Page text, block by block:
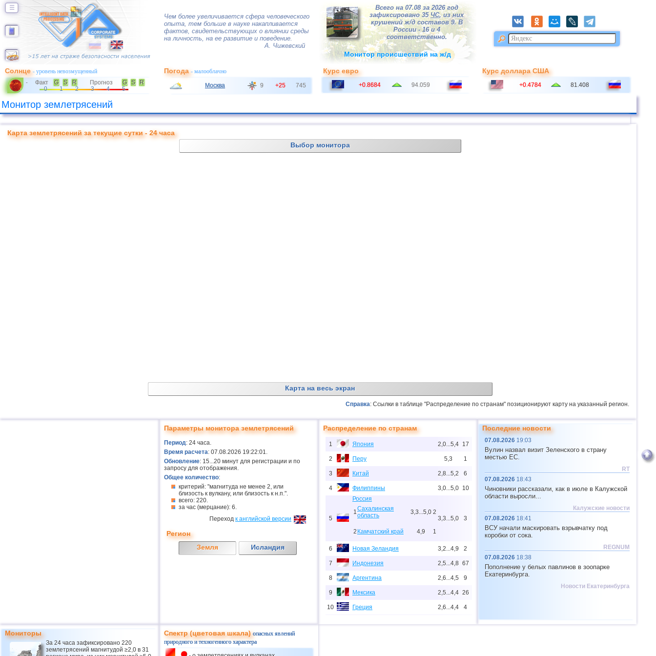
☰
Чем более увеличивается сфера человеческого
опыта, тем больше в науке накапливается
фактов, свидетельствующих о влиянии среды
на личность, на ее развитие и поведение.
А. Чижевский
Всего на 07.08 за 2026 год
зафиксировано 35ЧС, из них
крушений ж/д составов 9. В
России - 16 и 4
соответственно.
Монитор происшествий на ж/д
Солнце- уровень невозмущенный
- Факт G S R Прогноз G S
R
0
1 2 3 4 5
Погода- малооблачно
Москва 9 +25 745
Курс евро
+0.8684 94.059
Курс доллара США
+0.4784 81.408
Монитор землетрясений
Карта землетрясений за текущие сутки - 24 часа
Выбор монитора
Карта на весь экран
Справка: Ссылки в таблице "Распределение по странам" позиционируют карту на указанный регион.
Параметры монитора землетрясений
Период: 24 часа.
Время расчета: 07.08.2026 19:22:01.
Обновление: 15...20 минут для регистрации и по
запросу для отображения.
Общее количество:
критерий: "магнитуда не менее 2, или
близость к вулкану, или близость к н.п.".
всего: 220.
за час (мерцание): 6.
Переход к английской версии
Регион
Земля
Исландия
Распределение по странам
1 Япония 2,0...5,4 17
2 Перу 5,3 1
3 Китай 2,8...5,2 6
4 Филиппины 3,0...5,0 10
5
Россия
1Сахалинская
область
3,3...5,0 2
2 Камчатский край 4,9 1
3,3...5,0 3
6 Новая Зеландия 3,2...4,9 2
7 Индонезия 2,5...4,8 67
8 Аргентина 2,6...4,5 9
9 Мексика 2,5...4,4 26
10 Греция 2,6...4,4 4
Последние новости
07.08.2026 19:03
Вулин назвал визит Зеленского в страну
местью ЕС.
RT
07.08.2026 18:43
Чиновники рассказали, как в июле в Калужской
области выросли...
Калужские новости
07.08.2026 18:41
ВСУ начали маскировать взрывчатку под
коробки от сока.
REGNUM
07.08.2026 18:38
Пополнение у белых павлинов в зоопарке
Екатеринбурга.
Новости Екатеринбурга
Мониторы
За 24 часа зафиксировано 220
землетрясений магнитудой ≥2,0 в 31
Спектр (цветовая шкала)опасных явлений
природного и техногенного характера